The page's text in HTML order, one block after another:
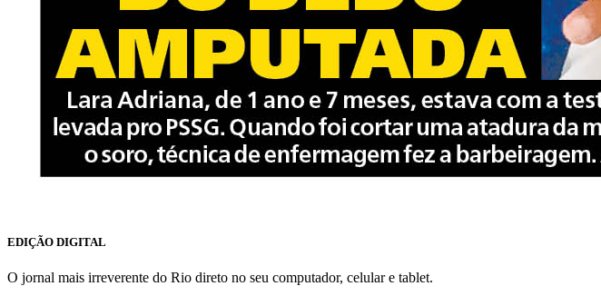
EDIÇÃO DIGITAL
O jornal mais irreverente do Rio direto no seu computador, celular e tablet.